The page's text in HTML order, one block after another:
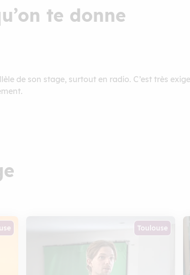
te donne
de son stage, surtout en radio. C’est très
Toulouse